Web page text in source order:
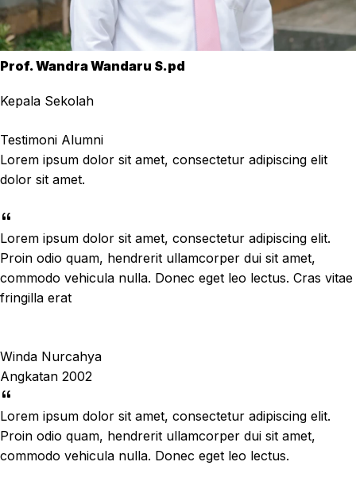
Prof. Wandra Wandaru S.pd
Kepala Sekolah
Testimoni Alumni
Lorem ipsum dolor sit amet, consectetur adipiscing elit
dolor sit amet.
Lorem ipsum dolor sit amet, consectetur adipiscing elit.
Proin odio quam, hendrerit ullamcorper dui sit amet,
commodo vehicula nulla. Donec eget leo lectus. Cras vitae
fringilla erat
Winda Nurcahya
Angkatan 2002
Lorem ipsum dolor sit amet, consectetur adipiscing elit.
Proin odio quam, hendrerit ullamcorper dui sit amet,
commodo vehicula nulla. Donec eget leo lectus.